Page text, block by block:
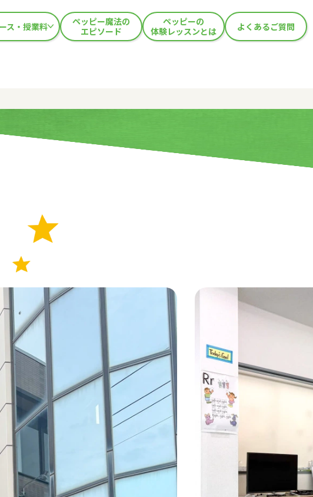
ス・授業料
ペッピー魔法の
エピソード
ペッピーの
体験レッスンとは
よくあるご質問